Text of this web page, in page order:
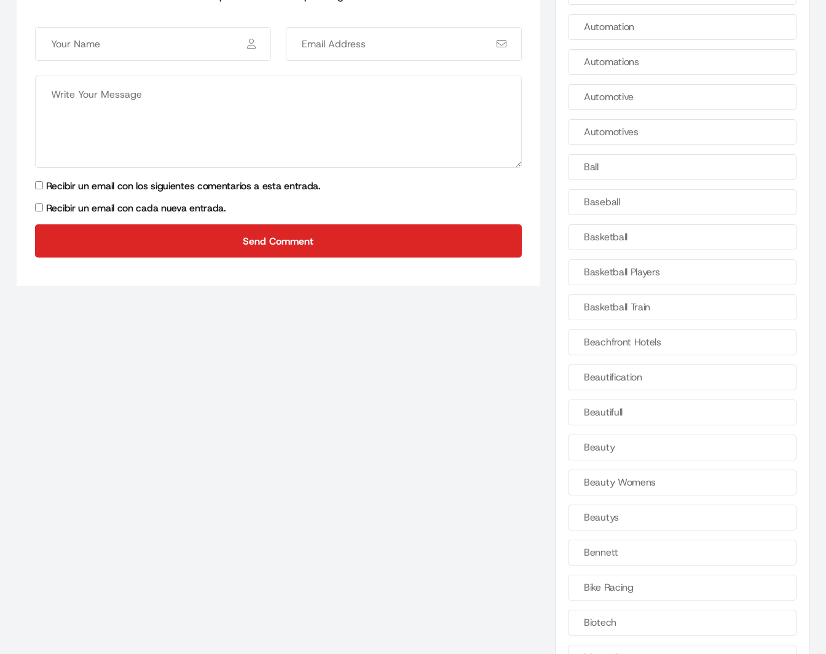
Recibir un email con los siguientes comentarios a esta entrada.
Recibir un email con cada nueva entrada.
Send Comment
Automation
Automations
Automotive
Automotives
Ball
Baseball
Basketball
Basketball Players
Basketball Train
Beachfront Hotels
Beautification
Beautifull
Beauty
Beauty Womens
Beautys
Bennett
Bike Racing
Biotech